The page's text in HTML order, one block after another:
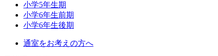
小学5年生期
小学6年生前期
小学6年生後期
通室をお考えの方へ